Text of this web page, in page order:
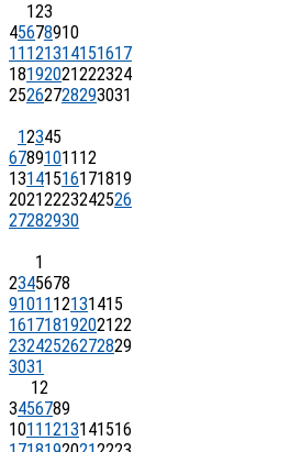
123
45678910
11 121314151617
18192021222324
25262728293031
12345
67891011 12
13141516171819
20212223242526
27282930
1
2345678
91011 12131415
16171819202122
23242526272829
3031
12
3456789
1011 1213141516